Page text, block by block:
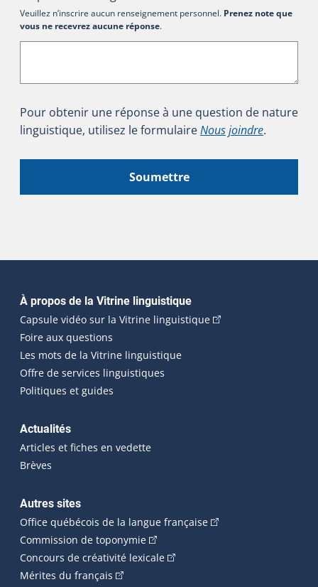
Veuillez n’inscrire aucun renseignement personnel. Prenez note que
vous ne recevrez aucune réponse.
Pour obtenir une réponse à une question de nature
linguistique, utilisez le formulaireNous joindre.
Soumettre
Navigation principale
À propos de la Vitrine linguistique
Capsule vidéo sur la Vitrine linguistique(Cet hyperlien
Foire aux questions
Les mots de la Vitrine linguistique
Offre de services linguistiques
Politiques et guides
Actualités
Articles et fiches en vedette
Brèves
Autres sites
Office québécois de la langue française(Cet hyperlien
Commission de toponymie(Cet hyperlien externe s'ouvrira
Concours de créativité lexicale(Cet hyperlien externe
Mérites du français (Cet hyperlien externe s'ouvrira dans une